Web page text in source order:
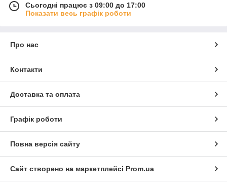
Сьогодні працює з 09:00 до 17:00
Показати весь графік роботи
Про нас
Контакти
Доставка та оплата
Графік роботи
Повна версія сайту
Сайт створено на маркетплейсі Prom.ua